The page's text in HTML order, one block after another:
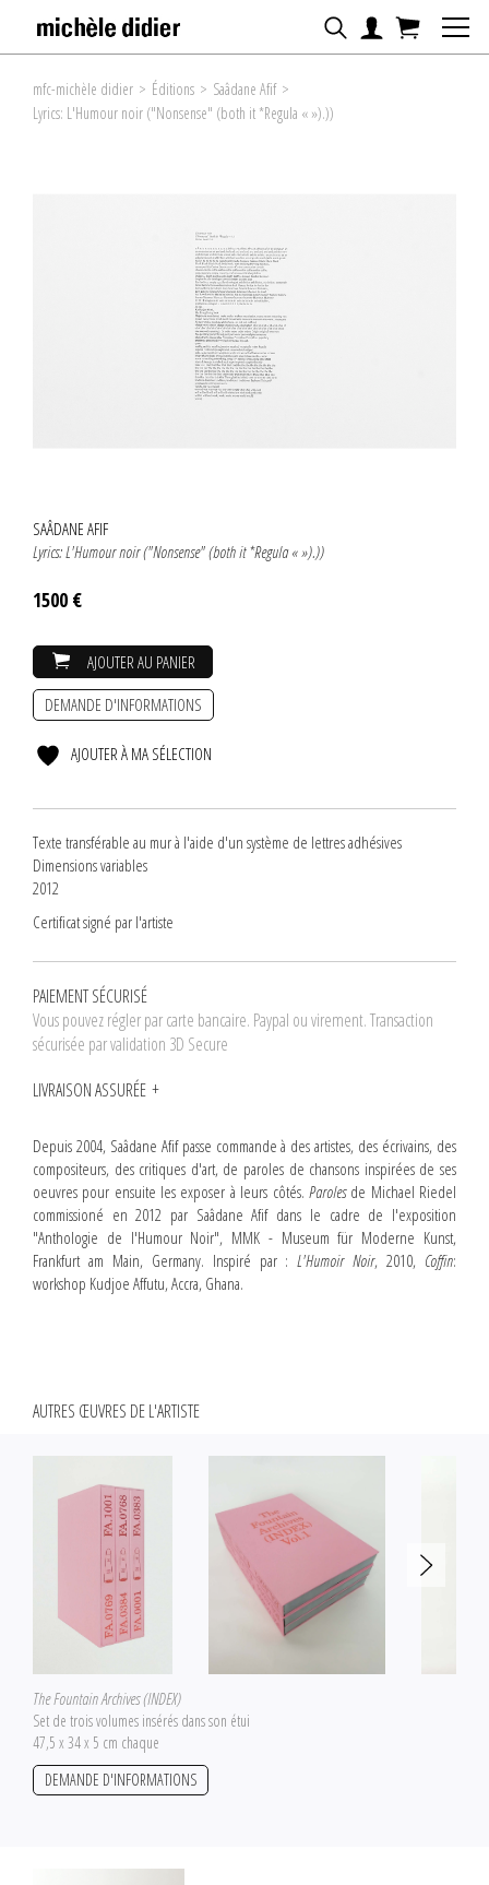
mfc-michèle didier > Éditions > Saâdane Afif >
Lyrics: L'Humour noir ("Nonsense" (both it *Regula « »).))
SAÂDANE AFIF
Lyrics: L'Humour noir ("Nonsense" (both it *Regula « »).))
1500 €
AJOUTER AU PANIER
DEMANDE D'INFORMATIONS
AJOUTER À MA SÉLECTION
Texte transférable au mur à l'aide d'un système de lettres adhésives
Dimensions variables
2012
Certificat signé par l'artiste
PAIEMENT SÉCURISÉ
Vous pouvez régler par carte bancaire. Paypal ou virement. Transaction
sécurisée par validation 3D Secure
LIVRAISON ASSURÉE
Depuis 2004, Saâdane Afif passe commande à des artistes, des écrivains, des
compositeurs, des critiques d'art, de paroles de chansons inspirées de ses
oeuvres pour ensuite les exposer à leurs côtés. Parolesde Michael Riedel
commissioné en 2012 par Saâdane Afif dans le cadre de l'exposition
"Anthologie de l'Humour Noir", MMK - Museum für Moderne Kunst,
Frankfurt am Main, Germany. Inspiré par :L'Humoir Noir, 2010, Coffin:
workshop Kudjoe Affutu, Accra, Ghana.
AUTRES ŒUVRES DE L'ARTISTE
The Fountain Archives (INDEX)
Set de trois volumes insérés dans son étui
47,5 x 34 x 5 cm chaque
DEMANDE D'INFORMATIONS